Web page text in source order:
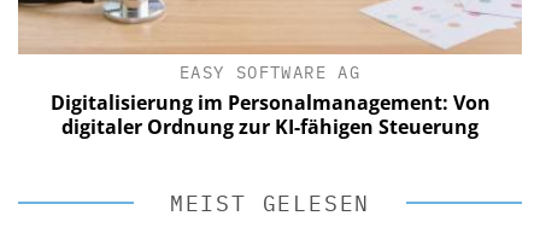
EASY SOFTWARE AG
Digitalisierung im Personalmanagement: Von
digitaler Ordnung zur KI-fähigen Steuerung
MEIST GELESEN